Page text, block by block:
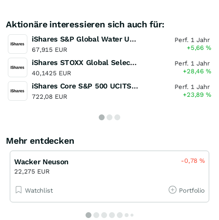
Aktionäre interessieren sich auch für:
iShares S&P Global Water UCITS ETF
67,915 EUR
Perf. 1 Jahr
+5,66%
iShares STOXX Global Select Dividend 100 UCITS ETF (DE)
40,1425 EUR
Perf. 1 Jahr
+28,46%
iShares Core S&P 500 UCITS ETF
722,08 EUR
Perf. 1 Jahr
+23,89%
Mehr entdecken
Wacker Neuson
22,275 EUR
-0,78%
Watchlist Portfolio